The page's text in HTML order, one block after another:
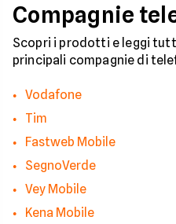
Compagnie
Scopri i prodotti e leggi
principali compagnie di
Vodafone
Tim
Fastweb Mobile
SegnoVerde
Vey Mobile
Kena Mobile